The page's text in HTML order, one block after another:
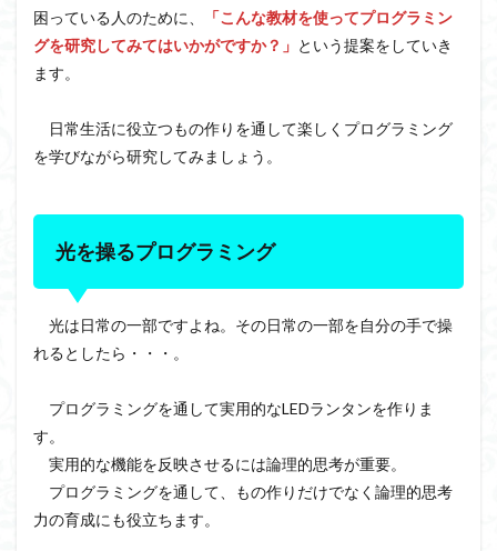
困っている人のために、
「こんな教材を使ってプログラミン
グを研究してみてはいかがですか？」 という提案をしていき
ます。
日常生活に役立つもの作りを通して楽しくプログラミング
を学びながら研究してみましょう。
光を操るプログラミング
光は日常の一部ですよね。その日常の一部を自分の手で操
れるとしたら・・・。
プログラミングを通して実用的なLEDランタンを作りま
す。
実用的な機能を反映させるには論理的思考が重要。
プログラミングを通して、もの作りだけでなく論理的思考
力の育成にも役立ちます。